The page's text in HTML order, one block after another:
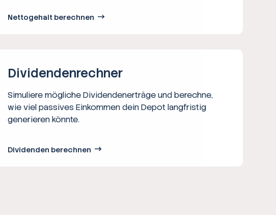
Nettogehalt berechnen
Dividenden­rechner
Simuliere mögliche Dividendenerträge und berechne,
wie viel passives Einkommen dein Depot langfristig
generieren könnte.
Dividenden berechnen